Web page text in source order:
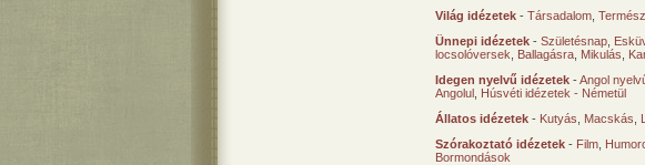
Világ idézetek - Társadalom
Ünnepi idézetek - Születésnap
locsolóversek
Ballagásra Mikulás
Idegen nyelvű idézetek -Angol
Angolul Húsvéti idézetek - Németül
Állatos idézetek - Kutyás Macskás
Szórakoztató idézetek - Film
Bormondások